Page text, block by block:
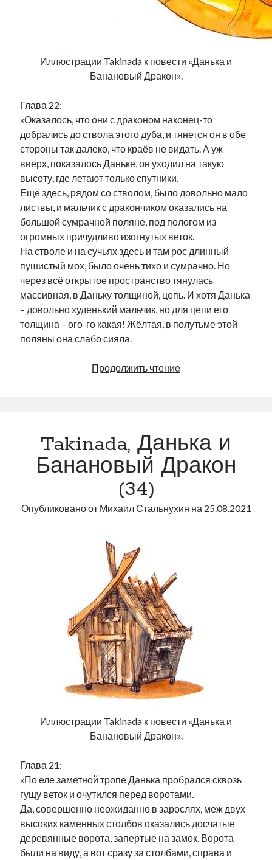
Иллюстрации Takinada к повести «Данька и
Банановый Дракон».
Глава 22:
«Оказалось, что они с драконом наконец-то
добрались до ствола этого дуба, и тянется он в обе
стороны так далеко, что краёв не видать. А уж
вверх, показалось Даньке, он уходил на такую
высоту, где летают только спутники.
Ещё здесь, рядом со стволом, было довольно мало
листвы, и мальчик с дракончиком оказались на
большой сумрачной поляне, под пологом из
огромных причудливо изогнутых веток.
На стволе и на сучьях здесь и там рос длинный
пушистый мох, было очень тихо и сумрачно. Но
через всё открытое пространство тянулась
массивная, в Даньку толщиной, цепь. И хотя Данька
– довольно худенький мальчик, но для цепи его
толщина – ого-го какая! Жёлтая, в полутьме этой
поляны она слабо сияла.
Продолжить чтениеTakinada,
(35)
Takinada, Данька и
Банановый Дракон
(34)
Опубликовано от Михаил Стальнухин на 25.08.2021
Иллюстрации Takinada к повести «Данька и
Банановый Дракон».
Глава 21:
«По еле заметной тропе Данька пробрался сквозь
гущу веток и очутился перед воротами.
Да, совершенно неожиданно в зарослях, меж двух
высоких каменных столбов оказались досчатые
деревянные ворота, запертые на замок. Ворота
были на виду, а вот сразу за столбами, справа и